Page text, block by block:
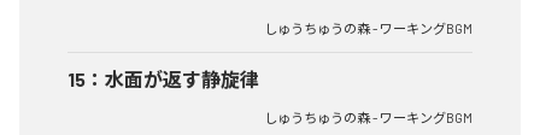
しゅうちゅうの森 - ワーキングBGM
15 ： 水面が返す静旋律
しゅうちゅうの森 - ワーキングBGM